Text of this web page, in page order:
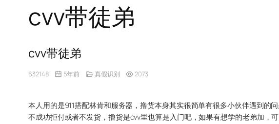
cvv带徒弟
cvv带徒弟
632148 5年前 真假识别 2073
本人用的是911搭配林肯和服务器，撸货本身其实很简单有很多小伙伴遇到
不成功拒付或者不发货，撸货是cvv里也算是入门吧，如果有想学的老弟加